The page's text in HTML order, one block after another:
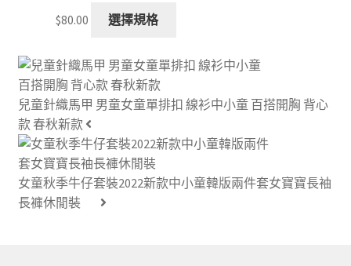
product
$80.00 選擇規格
multiple
The
may
chosen
兒童針織馬甲 男童女童單排扣 線衫中小童 百搭開胸 背心
款 春秋新款
女童秋季牛仔套裝2022新款中小童韓版兩件套女寶寶長袖
長褲休閒裝